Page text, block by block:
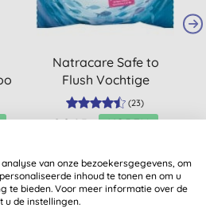
Natracare Safe to
Flush Vochtige
Doekjes(23)
€ 2,85 KOPEN
van onze bezoekersgegevens, om
inhoud te tonen en om u
te bieden. Voor meer informatie over de
u de instellingen.